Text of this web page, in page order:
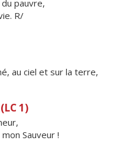
pauvre,
R/
au ciel et sur la terre,
1)
mon Sauveur !